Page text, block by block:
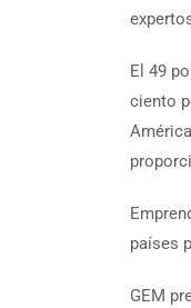
El 49
ciento
países
GEM